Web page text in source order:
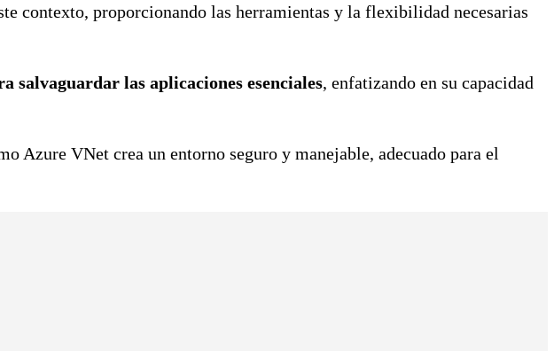
contexto, proporcionando las herramientas y la flexibilidad necesarias
salvaguardar las aplicaciones esenciales, enfatizando en su capacidad
Azure VNet crea un entorno seguro y manejable, adecuado para el